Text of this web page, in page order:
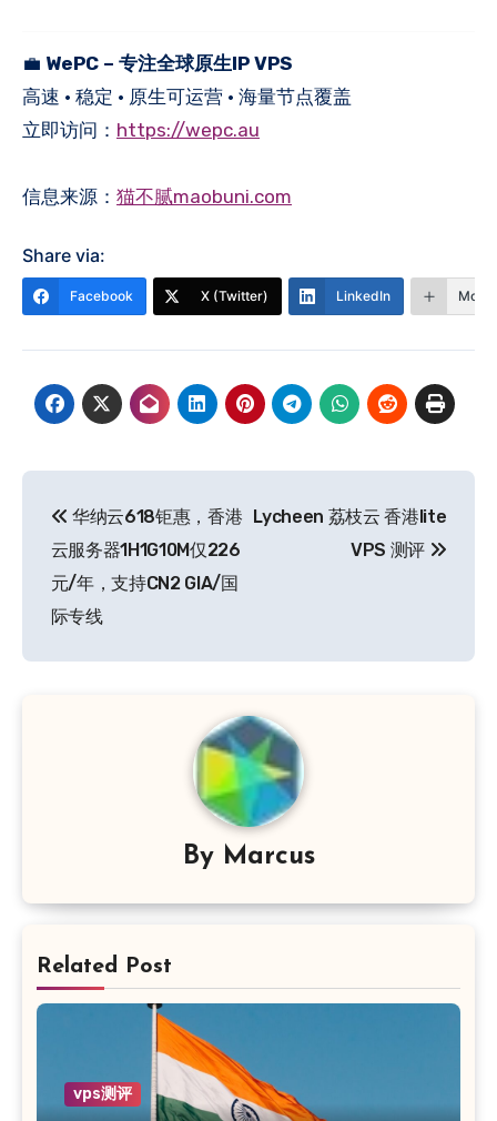
💼 WePC – 专注全球原生IP VPS
高速 · 稳定 · 原生可运营 · 海量节点覆盖
立即访问： https://wepc.au
信息来源： 猫不腻maobuni.com
Share via:
Facebook X (Twitter) LinkedIn More
章
导
航
华纳云618钜惠，香港
云服务器1H1G10M仅226
元/年，支持CN2 GIA/国
际专线
Lycheen 荔枝云 香港lite
VPS 测评
By Marcus
Related Post
vps测评